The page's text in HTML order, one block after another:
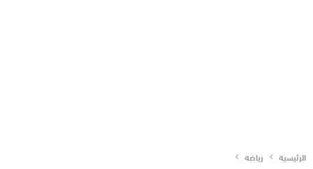
الرئيسية رياضة